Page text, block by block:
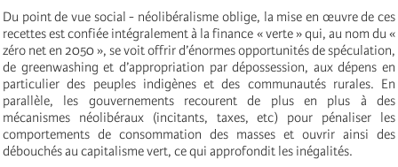
Du point de vue social - néolibéralisme oblige, la mise en œuvre de ces
recettes est confiée intégralement à la finance « verte » qui, au nom du «
zéro net en 2050 », se voit offrir d’énormes opportunités de spéculation,
de greenwashing et d’appropriation par dépossession, aux dépens en
particulier des peuples indigènes et des communautés rurales. En
parallèle, les gouvernements recourent de plus en plus à des
mécanismes néolibéraux (incitants, taxes, etc) pour pénaliser les
comportements de consommation des masses et ouvrir ainsi des
débouchés au capitalisme vert, ce qui approfondit les inégalités.